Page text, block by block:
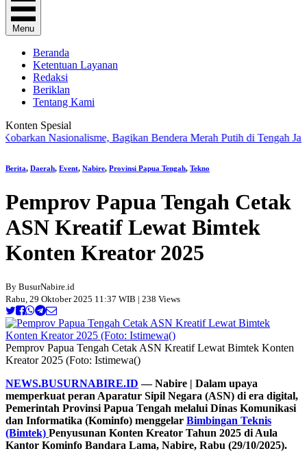
Menu
Beranda
Ketentuan Layanan
Redaksi
Beriklan
Tentang Kami
Konten Spesial
Nasionalisme, Bagikan Bendera Merah Putih di Tengah Jalan
Berita, Daerah, Event, Nabire, Provinsi Papua Tengah, Tekno
Pemprov Papua Tengah Cetak
ASN Kreatif Lewat Bimtek
Konten Kreator 2025
By BusurNabire.id
Rabu, 29 Oktober 2025 11:37 WIB | 238 Views
Pemprov Papua Tengah Cetak ASN Kreatif Lewat Bimtek Konten
Kreator 2025 (Foto: Istimewa()
NEWS.BUSURNABIRE.ID — Nabire | Dalam upaya
memperkuat peran Aparatur Sipil Negara (ASN) di era digital,
Pemerintah Provinsi Papua Tengah melalui Dinas Komunikasi
dan Informatika (Kominfo) menggelar Bimbingan Teknis
(Bimtek) Penyusunan Konten Kreator Tahun 2025 di Aula
Kantor Kominfo Bandara Lama, Nabire, Rabu (29/10/2025).